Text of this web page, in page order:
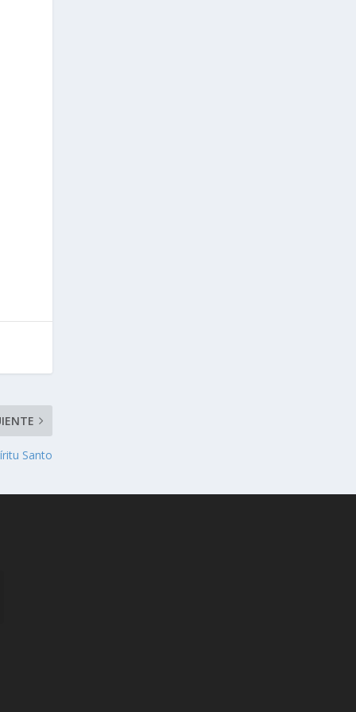
Santo